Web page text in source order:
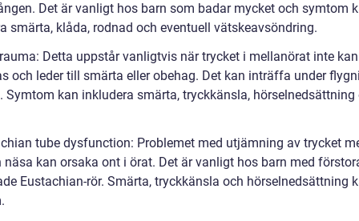
Det är vanligt hos barn som badar mycket och symtom
smärta, klåda, rodnad och eventuell vätskeavsöndring.
Detta uppstår vanligtvis när trycket i mellanörat inte kan
och leder till smärta eller obehag. Det kan inträffa under
Symtom kan inkludera smärta, tryckkänsla, hörselnedsättning
tube dysfunction: Problemet med utjämning av trycket
näsa kan orsaka ont i örat. Det är vanligt hos barn med
Eustachian-rör. Smärta, tryckkänsla och hörselnedsättning